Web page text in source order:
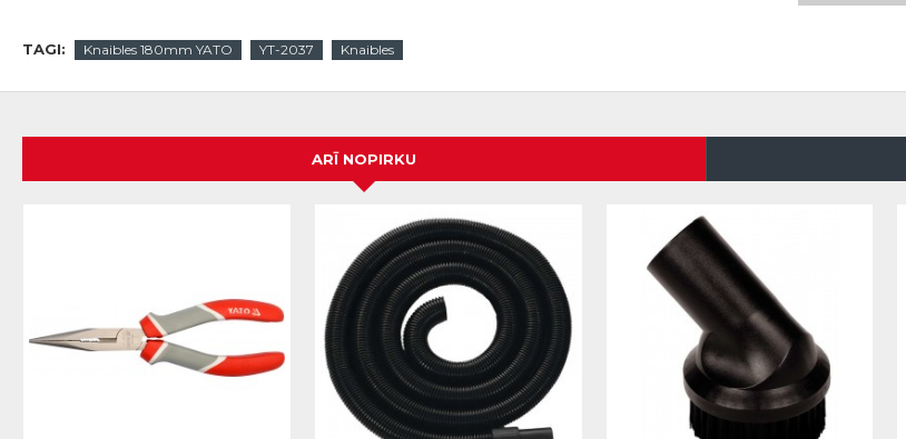
TAGI: Knaibles 180mm YATO YT-2037 Knaibles
ARĪ NOPIRKU